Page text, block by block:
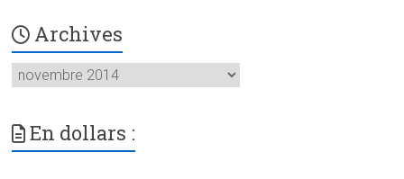
Archives
Archives
En dollars :